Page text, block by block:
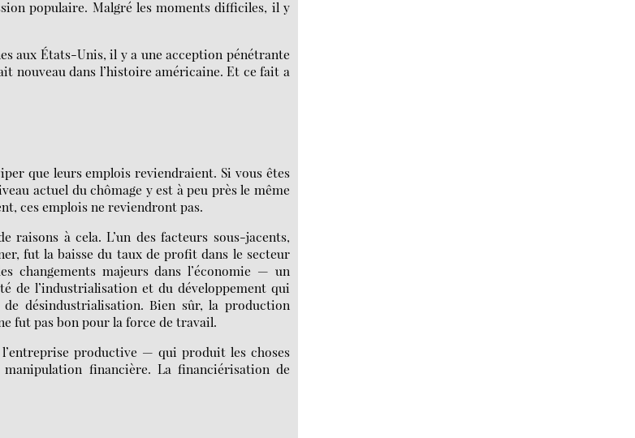
populaire. Malgré les moments difficiles, il y
aux États-Unis, il y a une acception pénétrante
nouveau dans l’histoire américaine. Et ce fait a
que leurs emplois reviendraient. Si vous êtes
actuel du chômage y est à peu près le même
ces emplois ne reviendront pas.
raisons à cela. L’un des facteurs sous-jacents,
fut la baisse du taux de profit dans le secteur
changements majeurs dans l’économie — un
de l’industrialisation et du développement qui
de désindustrialisation. Bien sûr, la production
fut pas bon pour la force de travail.
productive — qui produit les choses
financière. La financiérisation de